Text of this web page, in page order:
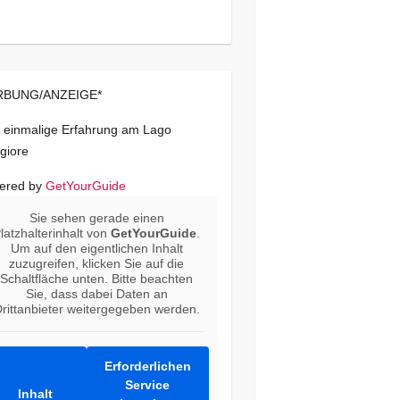
ANZEIGE*
einmalige Erfahrung am Lago
by GetYourGuide
Sie sehen gerade einen
vonGetYourGuide
Um auf den eigentlichen Inhalt
zuzugreifen, klicken Sie auf die
Schaltfläche unten. Bitte beachten
Sie, dass dabei Daten an
weitergegeben werden.
Inhalt
Erforderlichen
Service